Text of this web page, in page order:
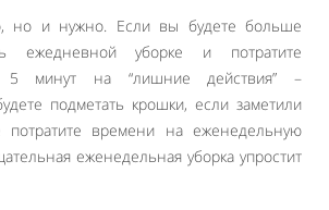
но и нужно. Если вы будете больше
ежедневной уборке и потратите
5 минут на “лишние действия” –
подметать крошки, если заметили
времени на еженедельную
еженедельная уборка упростит